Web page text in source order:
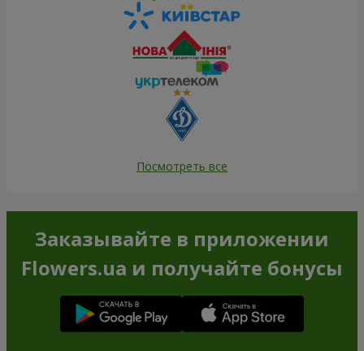
Посмотреть все
Заказывайте в приложении
Flowers.ua и получайте бонусы